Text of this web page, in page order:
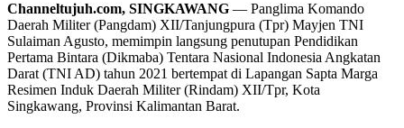
Channeltujuh.com, SINGKAWANG — Panglima Komando
Daerah Militer (Pangdam) XII/Tanjungpura (Tpr) Mayjen TNI
Sulaiman Agusto, memimpin langsung penutupan Pendidikan
Pertama Bintara (Dikmaba) Tentara Nasional Indonesia Angkatan
Darat (TNI AD) tahun 2021 bertempat di Lapangan Sapta Marga
Resimen Induk Daerah Militer (Rindam) XII/Tpr, Kota
Singkawang, Provinsi Kalimantan Barat.